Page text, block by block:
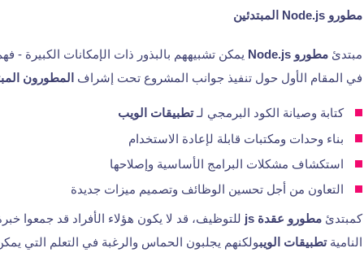
مطورو Node.js المبتدئين
مبتدئ مطورو Node.js
يمكن تشبيههم بالبذور ذات الإمكانات الكبيرة -
في المقام الأول حول تنفيذ جوانب المشروع تحت إشراف المطورون
كتابة وصيانة الكود البرمجي لـتطبيقات الويب
بناء وحدات ومكتبات قابلة لإعادة الاستخدام
استكشاف مشكلات البرامج الأساسية وإصلاحها
التعاون من أجل تحسين الوظائف وتصميم ميزات جديدة
كمبتدئ مطورو عقدة js للتوظيف، قد لا يكون هؤلاء الأفراد قد جمعوا
الناميةتطبيقات الويبولكنهم يجلبون الحماس والرغبة في التعلم التي